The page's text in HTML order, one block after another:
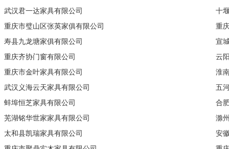
武汉君一达家具有限公司
重庆市璧山区张英家俱有限公司
寿县九龙塘家俱有限公司
重庆齐协门窗有限公司
重庆市金叶家具有限公司
武汉义海云天家具有限公司
蚌埠恒芝家具有限公司
芜湖铭华世家家具有限公司
太和县凯瑞家具有限公司
十
重
宣
云
淮
五
合
滁
安